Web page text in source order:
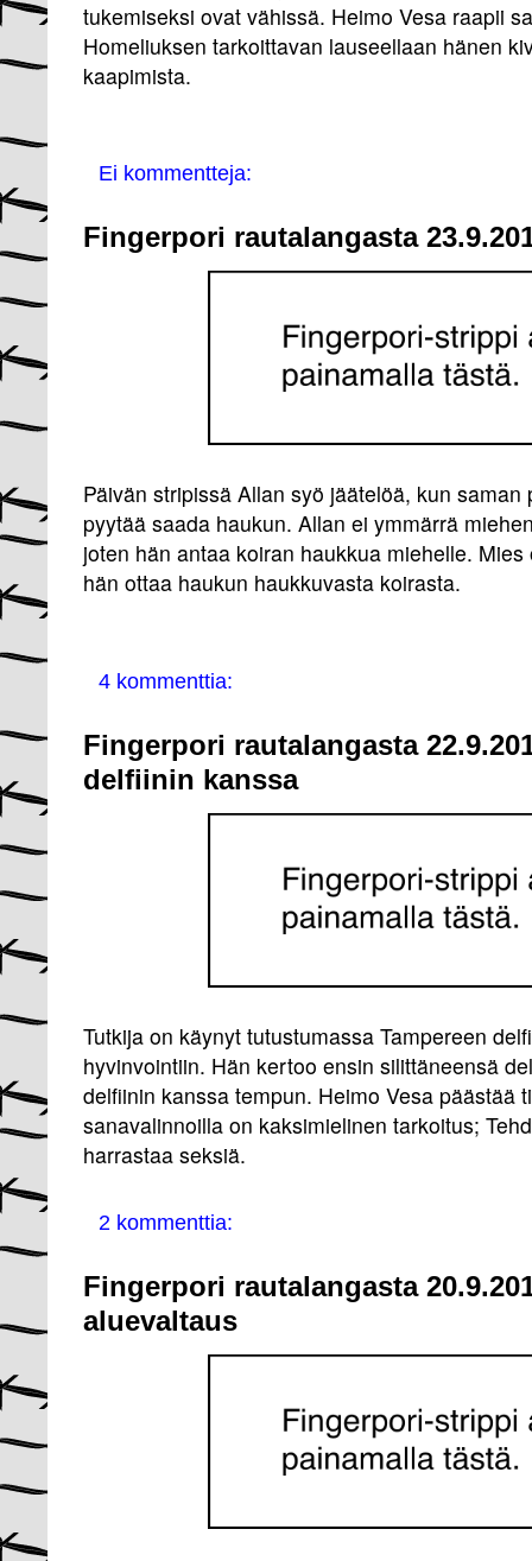
tukemiseksi ovat vähissä. Heimo Vesa raapii
Homeliuksen tarkoittavan lauseellaan hänen
kaapimista.
Ei kommentteja:
Fingerpori rautalangasta
Päivän stripissä Allan syö jäätelöä, kun
pyytää saada haukun. Allan ei ymmärrä
joten hän antaa koiran haukkua miehelle.
hän ottaa haukun haukkuvasta koirasta.
4 kommenttia:
Fingerpori rautalangasta
delfiinin kanssa
Tutkija on käynyt tutustumassa Tampereen
hyvinvointiin. Hän kertoo ensin silittäneensä
delfiinin kanssa tempun. Heimo Vesa päästää
sanavalinnoilla on kaksimielinen tarkoitus;
harrastaa seksiä.
2 kommenttia:
Fingerpori rautalangasta
aluevaltaus